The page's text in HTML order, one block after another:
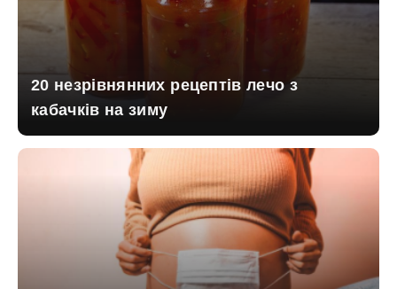
20 незрівнянних рецептів лечо з
кабачків на зиму